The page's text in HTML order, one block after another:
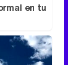
en tu